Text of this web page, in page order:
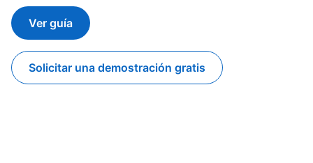
Ver guíaopens in a new tab
Solicitar una demostración gratis